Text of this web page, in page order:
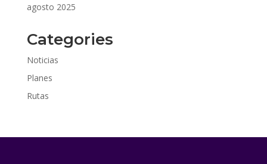
agosto 2025
Categories
Noticias
Planes
Rutas